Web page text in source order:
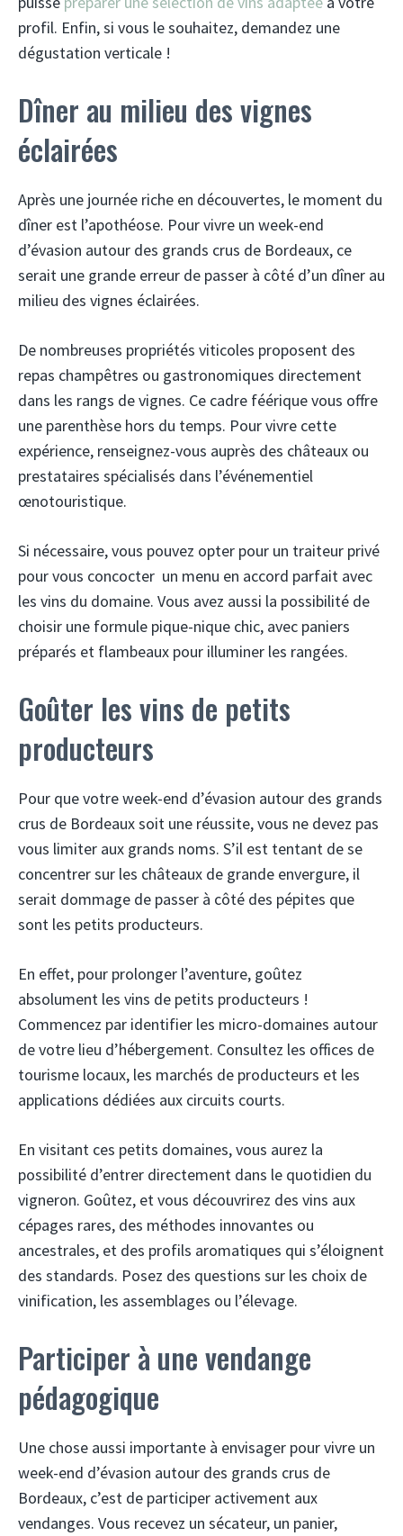
profil. Enfin, si vous le souhaitez, demandez une
dégustation verticale !
Dîner au milieu des vignes
éclairées
Après une journée riche en découvertes, le moment du
dîner est l’apothéose. Pour vivre un week-end
d’évasion autour des grands crus de Bordeaux, ce
serait une grande erreur de passer à côté d’un dîner au
milieu des vignes éclairées.
De nombreuses propriétés viticoles proposent des
repas champêtres ou gastronomiques directement
dans les rangs de vignes. Ce cadre féérique vous offre
une parenthèse hors du temps. Pour vivre cette
expérience, renseignez-vous auprès des châteaux ou
prestataires spécialisés dans l’événementiel
œnotouristique.
Si nécessaire, vous pouvez opter pour un traiteur privé
pour vous concocter un menu en accord parfait avec
les vins du domaine. Vous avez aussi la possibilité de
choisir une formule pique-nique chic, avec paniers
préparés et flambeaux pour illuminer les rangées.
Goûter les vins de petits
producteurs
Pour que votre week-end d’évasion autour des grands
crus de Bordeaux soit une réussite, vous ne devez pas
vous limiter aux grands noms. S’il est tentant de se
concentrer sur les châteaux de grande envergure, il
serait dommage de passer à côté des pépites que
sont les petits producteurs.
En effet, pour prolonger l’aventure, goûtez
absolument les vins de petits producteurs !
Commencez par identifier les micro-domaines autour
de votre lieu d’hébergement. Consultez les offices de
tourisme locaux, les marchés de producteurs et les
applications dédiées aux circuits courts.
En visitant ces petits domaines, vous aurez la
possibilité d’entrer directement dans le quotidien du
vigneron. Goûtez, et vous découvrirez des vins aux
cépages rares, des méthodes innovantes ou
ancestrales, et des profils aromatiques qui s’éloignent
des standards. Posez des questions sur les choix de
vinification, les assemblages ou l’élevage.
Participer à une vendange
pédagogique
Une chose aussi importante à envisager pour vivre un
week-end d’évasion autour des grands crus de
Bordeaux, c’est de participer activement aux
vendanges. Vous recevez un sécateur, un panier,